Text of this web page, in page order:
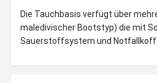
Die Tauchbasis verfügt über
maledivischer Bootstyp) die mit
Sauerstoffsystem und